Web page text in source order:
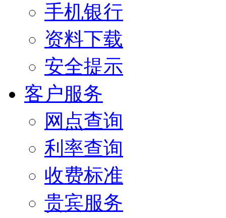
手机银行
资料下载
安全提示
客户服务
网点查询
利率查询
收费标准
贵宾服务